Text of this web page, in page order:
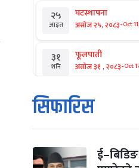
२५
आइत
घटस्थापना
असोज २५, २०८३-Oct
३१
शनि
फूलपाती
असोज ३१ , २०८३-Oct
१
आइत
कार्तिक सङ्क्रान्ति
कार्तिक १, २०८३
मंगल कार्तिक ३, २०८३-Oct
सिफारिस